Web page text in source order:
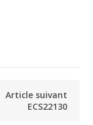
Article suivant
ECS22130